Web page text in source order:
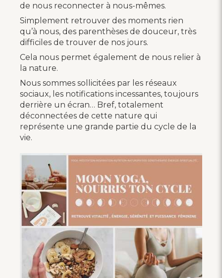
de nous reconnecter à nous-mêmes.
Simplement retrouver des moments rien
qu’à nous, des parenthèses de douceur, très
difficiles de trouver de nos jours.
Cela nous permet également de nous relier à
la nature.
Nous sommes sollicitées par les réseaux
sociaux, les notifications incessantes, toujours
derrière un écran… Bref, totalement
déconnectées de cette nature qui
représente une grande partie du cycle de la
vie.